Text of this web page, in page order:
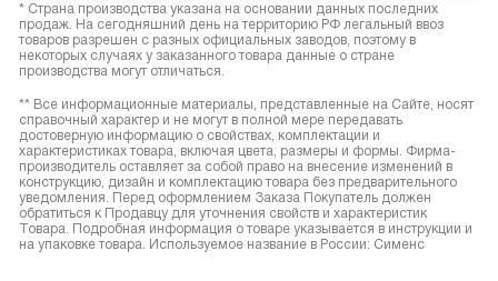
* Страна производства указана на основании данных последних
продаж. На сегодняшний день на территорию РФ легальный ввоз
товаров разрешен с разных официальных заводов, поэтому в
некоторых случаях у заказанного товара данные о стране
производства могут отличаться.
** Все информационные материалы, представленные на Сайте, носят
справочный характер и не могут в полной мере передавать
достоверную информацию о свойствах, комплектации и
характеристиках товара, включая цвета, размеры и формы. Фирма-
производитель оставляет за собой право на внесение изменений в
конструкцию, дизайн и комплектацию товара без предварительного
уведомления. Перед оформлением Заказа Покупатель должен
обратиться к Продавцу для уточнения свойств и характеристик
Товара. Подробная информация о товаре указывается в инструкции и
на упаковке товара. Используемое название в России: Сименс